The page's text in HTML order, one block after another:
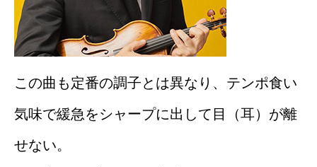
この曲も定番の調子とは異なり、テンポ食い
気味で緩急をシャープに出して目（耳）が離
せない。